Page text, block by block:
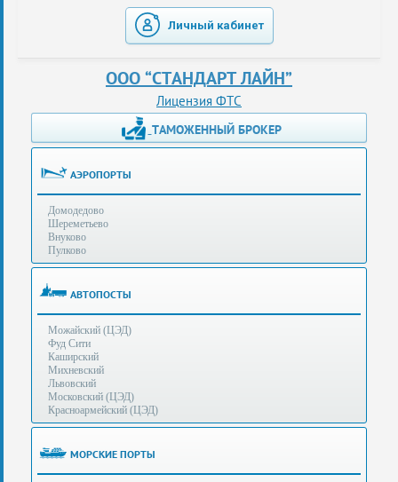
Получение
ЭЦП
за
сутки
услуги
Опыт
оформления
рекомендует
Таможенные
процедуры
(особенности):
Полезная
информация
Личный кабинет
ООО “СТАНДАРТ ЛАЙН”
Лицензия ФТС
ТАМОЖЕННЫЙ БРОКЕР
АЭРОПОРТЫ
Домодедово
Шереметьево
Внуково
Пулково
АВТОПОСТЫ
Можайский (ЦЭД)
Фуд Сити
Каширский
Михневский
Львовский
Московский (ЦЭД)
Красноармейский (ЦЭД)
МОРСКИЕ ПОРТЫ